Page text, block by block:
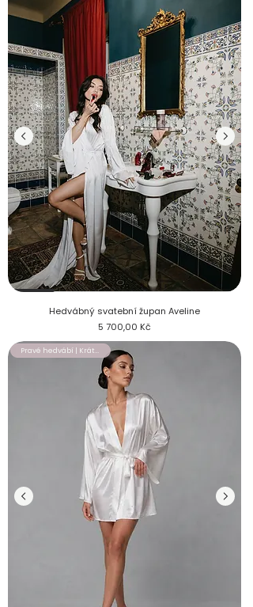
Hedvábný svatební župan Aveline
Hedvábný svatební župan Aveline
Cena
5 700,00 Kč
Krátký hedvábný svatební župan
Pravé hedvábí | Krátký župan